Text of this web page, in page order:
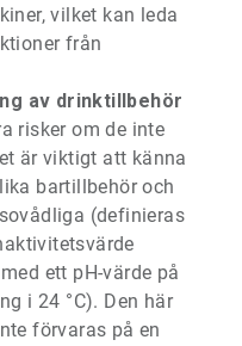
vilket kan leda
från
av drinktillbehör
risker om de inte
är viktigt att känna
bartillbehör och
(definieras
ett pH-värde på
i 24 °C). Den här
förvaras på en